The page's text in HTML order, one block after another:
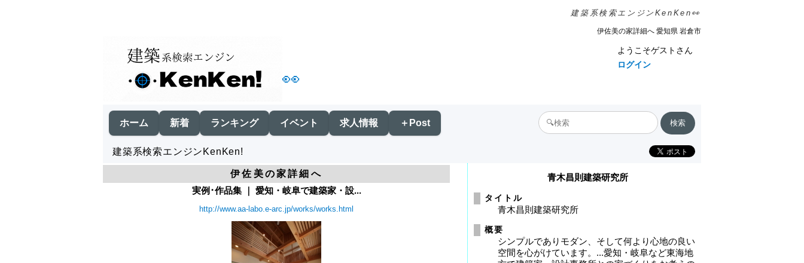
建築系検索エンジンKenKen👀
伊佐美の家詳細へ 愛知県 岩倉市
👀
ようこそゲストさん
ログイン
ホーム 新着 ランキング イベント 求人情報 ＋Post
建築系検索エンジンKenKen!
伊佐美の家詳細へ
実例･作品集 ｜ 愛知・岐阜で建築家・設...
http://www.aa-labo.e-arc.jp/works/works.html
青木昌則建築研究所
タイトル
青木昌則建築研究所
概要
シンプルでありモダン、そして何より心地の良い
空間を心がけています。...愛知・岐阜など東海地